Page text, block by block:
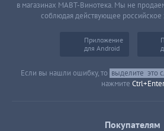
в магазинах МАВТ-Винотека. Мы не
соблюдая действующее российское
Приложение
для Android
Если вы нашли ошибку, то выделите это
нажмите Ctrl+Enter
Покупателям